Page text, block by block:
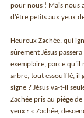
pour nous ! Mais nous
d’être petits aux yeux
Heureux Zachée, qui
sûrement Jésus
exemplaire, parce qu’il
arbre, tout essoufflé, il
signe ? Jésus va-t-il
Zachée pris au piège
yeux : « Zachée,